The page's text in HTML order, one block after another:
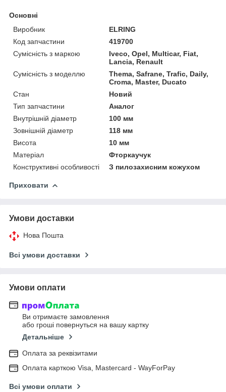
Основні
Виробник
ELRING
Код запчастини
419700
Сумісність з маркою
Iveco, Opel, Multicar, Fiat,
Lancia, Renault
Сумісність з моделлю
Thema, Safrane, Trafic, Daily,
Croma, Master, Ducato
Стан
Новий
Тип запчастини
Аналог
Внутрішній діаметр
100 мм
Зовнішній діаметр
118 мм
Висота
10 мм
Матеріал
Фторкаучук
Конструктивні особливості
З пилозахисним кожухом
Приховати
Умови доставки
Нова Пошта
Всі умови доставки
Умови оплати
Ви отримаєте замовлення
або гроші повернуться на вашу картку
Детальніше
Оплата за реквізитами
Оплата карткою Visa, Mastercard - WayForPay
Всі умови оплати